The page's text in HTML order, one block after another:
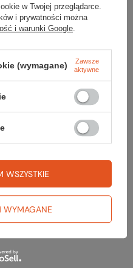
40 g - CZARNA
40 g - KONOPNY
40 g - CZEKOLADOWY
45 g - KOKOSOWY
w Twojej przeglądarce.
i prywatności można
i warunki Google.
(wymagane)
Zawsze
aktywne
WYMAGANE
WSZYSTKIE